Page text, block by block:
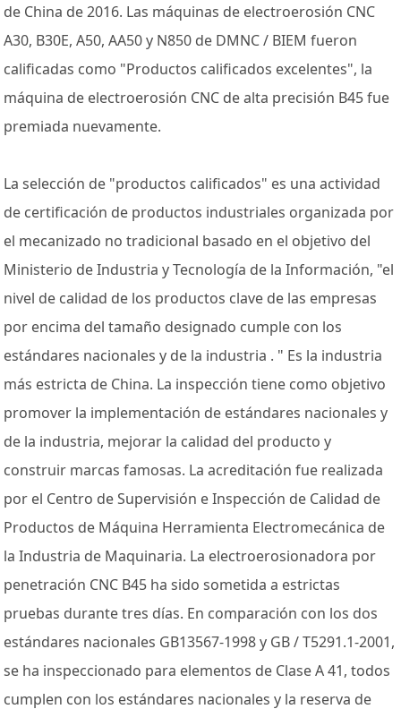
de China de 2016. Las máquinas de electroerosión CNC
A30, B30E, A50, AA50 y N850 de DMNC / BIEM fueron
calificadas como "Productos calificados excelentes", la
máquina de electroerosión CNC de alta precisión B45 fue
premiada nuevamente.
La selección de "productos calificados" es una actividad
de certificación de productos industriales organizada por
el mecanizado no tradicional basado en el objetivo del
Ministerio de Industria y Tecnología de la Información, "el
nivel de calidad de los productos clave de las empresas
por encima del tamaño designado cumple con los
estándares nacionales y de la industria . " Es la industria
más estricta de China. La inspección tiene como objetivo
promover la implementación de estándares nacionales y
de la industria, mejorar la calidad del producto y
construir marcas famosas. La acreditación fue realizada
por el Centro de Supervisión e Inspección de Calidad de
Productos de Máquina Herramienta Electromecánica de
la Industria de Maquinaria. La electroerosionadora por
penetración CNC B45 ha sido sometida a estrictas
pruebas durante tres días. En comparación con los dos
estándares nacionales GB13567-1998 y GB / T5291.1-2001,
se ha inspeccionado para elementos de Clase A 41, todos
cumplen con los estándares nacionales y la reserva de